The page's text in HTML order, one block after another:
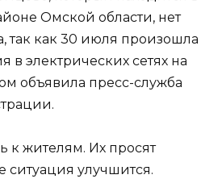
Омской области, нет
так как 30 июля произошла
в электрических сетях на
объявила пресс-служба
к жителям. Их просят
ситуация улучшится.